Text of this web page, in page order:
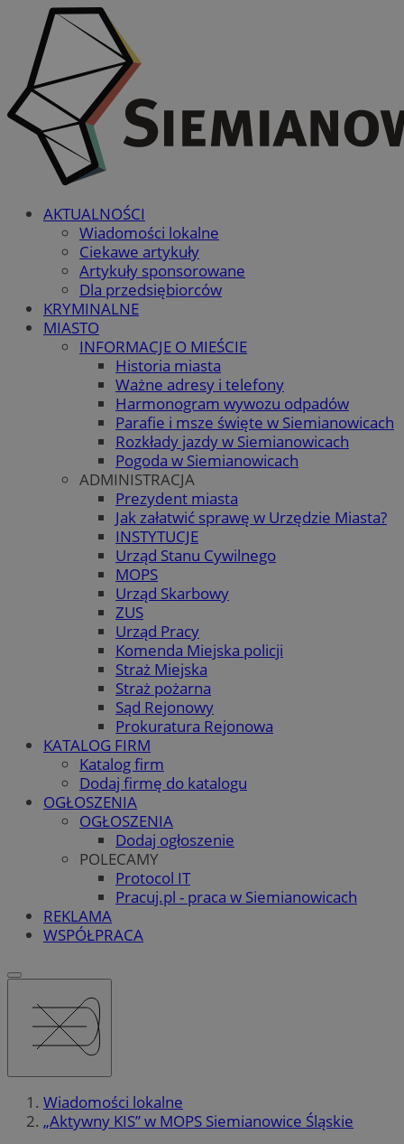
AKTUALNOŚCI
Wiadomości lokalne
Ciekawe artykuły
Artykuły sponsorowane
Dla przedsiębiorców
KRYMINALNE
MIASTO
INFORMACJE O MIEŚCIE
Historia miasta
Ważne adresy i telefony
Harmonogram wywozu odpadów
Parafie i msze święte w Siemianowicach
Rozkłady jazdy w Siemianowicach
Pogoda w Siemianowicach
ADMINISTRACJA
Prezydent miasta
Jak załatwić sprawę w Urzędzie Miasta?
INSTYTUCJE
Urząd Stanu Cywilnego
MOPS
Urząd Skarbowy
ZUS
Urząd Pracy
Komenda Miejska policji
Straż Miejska
Straż pożarna
Sąd Rejonowy
Prokuratura Rejonowa
KATALOG FIRM
Katalog firm
Dodaj firmę do katalogu
OGŁOSZENIA
OGŁOSZENIA
Dodaj ogłoszenie
POLECAMY
Protocol IT
Pracuj.pl - praca w Siemianowicach
REKLAMA
WSPÓŁPRACA
Wiadomości lokalne
„Aktywny KIS” w MOPS Siemianowice Śląskie